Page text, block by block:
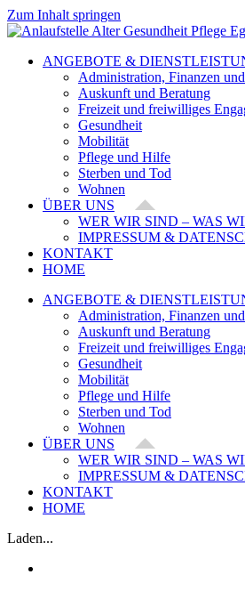
Zum Inhalt springen
ANGEBOTE &
Administration, Finanzen
Auskunft und Beratung
Freizeit und freiwilliges
Gesundheit
Mobilität
Pflege und Hilfe
Sterben und Tod
Wohnen
ÜBER UNS
WER WIR SIND – WAS
IMPRESSUM &
KONTAKT
HOME
ANGEBOTE &
Administration, Finanzen
Auskunft und Beratung
Freizeit und freiwilliges
Gesundheit
Mobilität
Pflege und Hilfe
Sterben und Tod
Wohnen
ÜBER UNS
WER WIR SIND – WAS
IMPRESSUM &
KONTAKT
HOME
Laden...